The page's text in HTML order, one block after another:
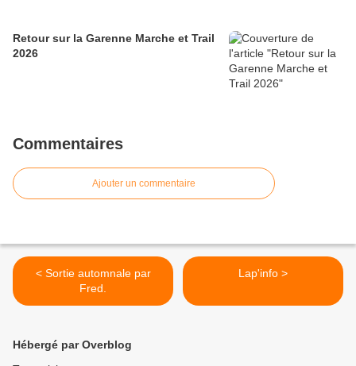
Retour sur la Garenne Marche et Trail
2026
Commentaires
Ajouter un commentaire
< Sortie automnale par
Fred.
Lap'info >
Hébergé par Overblog